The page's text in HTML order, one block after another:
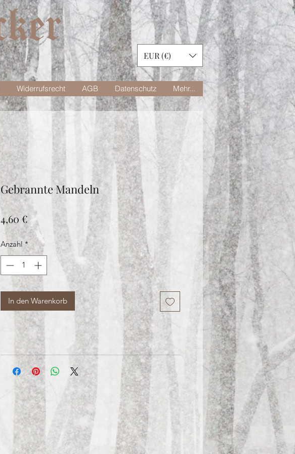
EUR (€)
Widerrufsrecht AGB Datenschutz Mehr...
Gebrannte Mandeln
4,60 € Preis
Anzahl *
In den Warenkorb